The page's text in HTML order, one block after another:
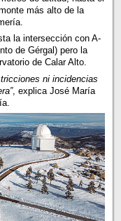
más alto de la
la intersección con A-
de Gérgal) pero la
de Calar Alto.
ni incidencias
, explica José María